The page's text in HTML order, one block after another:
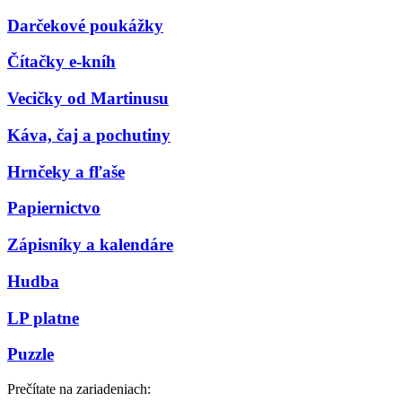
Darčekové poukážky
Čítačky e-kníh
Vecičky od Martinusu
Káva, čaj a pochutiny
Hrnčeky a fľaše
Papiernictvo
Zápisníky a kalendáre
Hudba
LP platne
Puzzle
Prečítate na zariadeniach: